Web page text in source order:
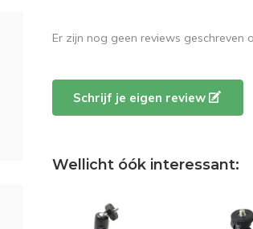
Er zijn nog geen reviews geschreven
Schrijf je eigen review
Wellicht óók interessant: